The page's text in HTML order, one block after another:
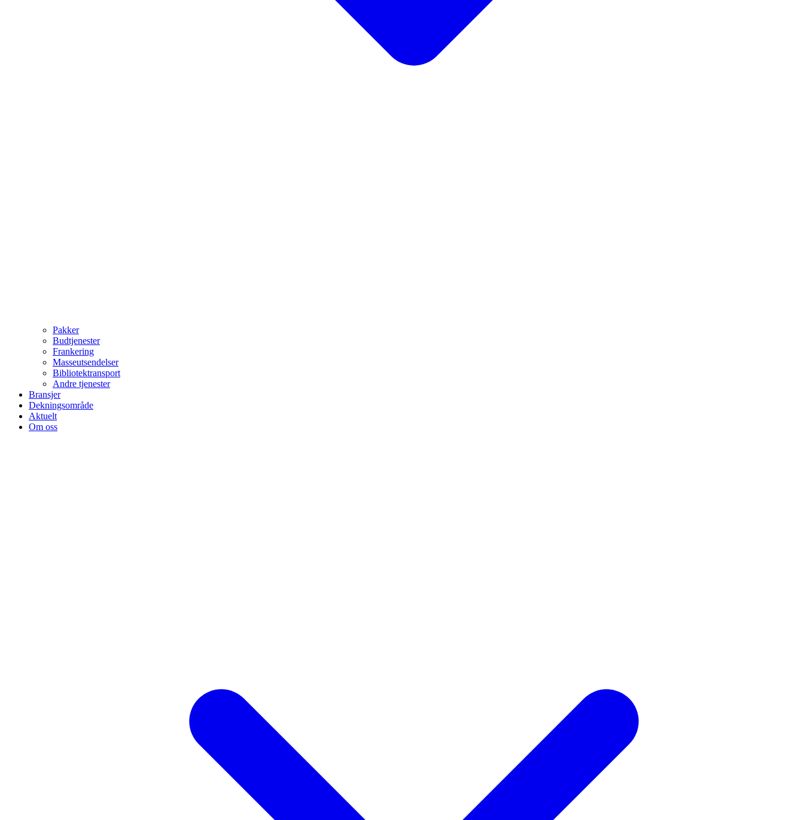
Pakker
Budtjenester
Frankering
Masseutsendelser
Bibliotektransport
Andre tjenester
Bransjer
Dekningsområde
Aktuelt
Om oss